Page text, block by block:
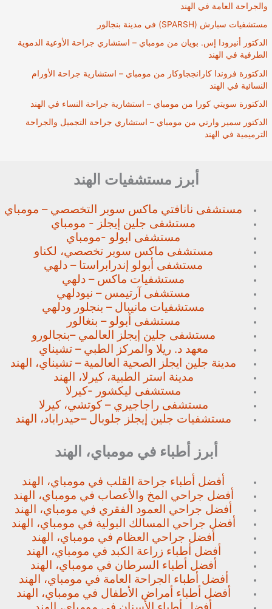
والجراحة العامة في الهند
مستشفيات سبارش (SPARSH) في مدينة بنجالور
الدكتور أنيرودا إس. بويان من مومباي – استشاري جراحة الأوعية الدموية
الطرفية في الهند
الدكتورة فروندا كارانججاوكار من مومباي – استشارية جراحة الأورام
النسائية في الهند
الدكتورة سويتي كورا من مومباي – استشارية جراحة النساء في الهند
الدكتور سمير وارتي من مومباي – استشاري جراحة التجميل والجراحة
الترميمية في الهند
أبرز مستشفيات الهند
مستشفى نانافتي ماكس سوبر التخصصي – مومباي
مستشفى جلين إيجلز - مومباي
مستشفى ابولو -مومباي
مستشفى ماكس سوبر تخصصي، لكناو
مستشفى أبولو إندرابراستا – دلهي
مستشفيات ماكس – دلهي
مستشفى آرتيمس – نيودلهي
مستشفيات مانيبال – بنجلور ودلهي
مستشفى أبولو – بنغالور
مستشفى جلين إيجلز العالمي –بنجالورو
معهد د. ريلا والمركز الطبي – تشيناي
مدينة جلين ايجلز الصحية العالمية – تشيناي، الهند
مدينة استر الطبية، كيرلا، الهند
مستشفى ليكشور -كيرلا
مستشفى راجاجيري – كوتشي، كيرلا
مستشفيات جلين إيجلز جلوبال –حيدراباد، الهند
أبرز أطباء في مومباي، الهند
أفضل أطباء جراحة القلب في مومباي، الهند
أفضل جراحي المخ والأعصاب في مومباي، الهند
أفضل جراحي العمود الفقري في مومباي، الهند
أفضل جراحي المسالك البولية في مومباي، الهند
أفضل جراحي العظام في مومباي، الهند
أفضل أطباء زراعة الكبد في مومباي، الهند
أفضل أطباء السرطان في مومباي، الهند
أفضل أطباء الجراحة العامة في مومباي، الهند
أفضل أطباء أمراض الأطفال في مومباي، الهند